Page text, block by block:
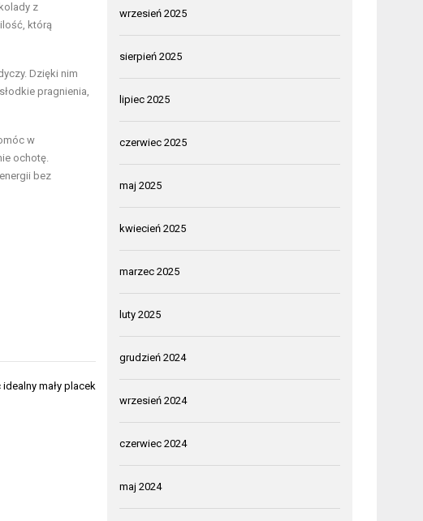
z
którą
Dzięki nim
pragnienia,
w
ochotę.
bez
mały placek
wrzesień 2025
sierpień 2025
lipiec 2025
czerwiec 2025
maj 2025
kwiecień 2025
marzec 2025
luty 2025
grudzień 2024
wrzesień 2024
czerwiec 2024
maj 2024